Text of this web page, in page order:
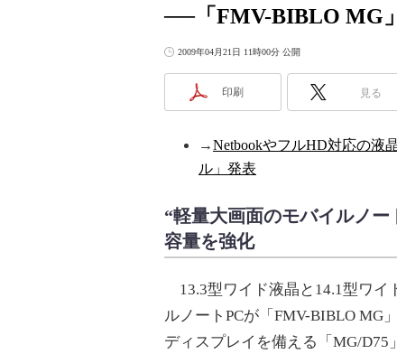
──「FMV-BIBLO MG」
2009年04月21日 11時00分 公開
印刷 見る
→NetbookやフルHD対応の
ル」発表
“軽量大画面のモバイルノ
容量を強化
13.3型ワイド液晶と14.1型ワイ
ルノートPCが「FMV-BIBLO MG
ディスプレイを備える「MG/D75